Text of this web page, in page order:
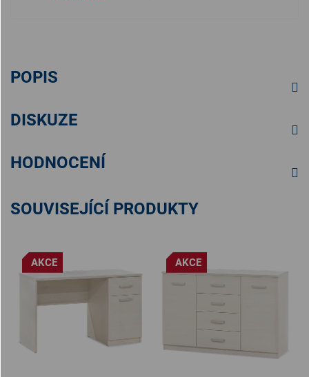
POPIS
DISKUZE
HODNOCENÍ
SOUVISEJÍCÍ PRODUKTY
AKCE AKCE